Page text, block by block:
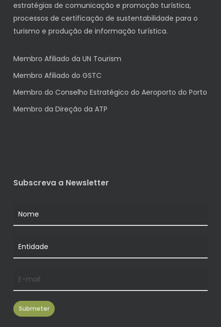
estratégias de comunicação e promoção turística,
processos de certificação de sustentabilidade para o
turismo e produção de informação turística.
Membro Afiliado da UN Tourism
Membro Afiliado do GSTC
Membro do Conselho Estratégico do Aeroporto do Porto
Membro da Direção da ATP
Subscreva a Newsletter